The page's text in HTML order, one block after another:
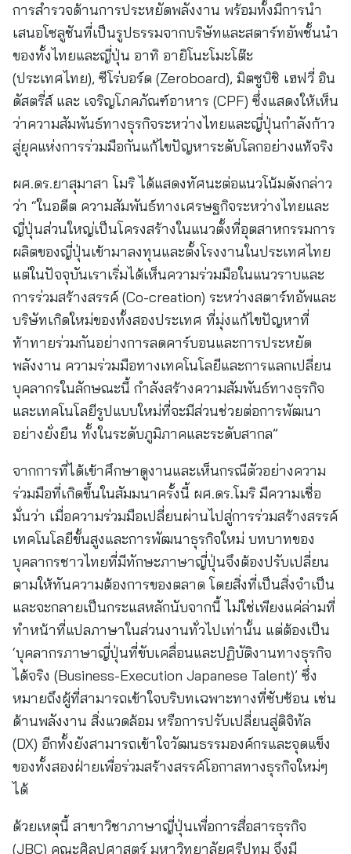
การสำรวจด้านการประหยัดพลังงาน พร้อมทั้งมีการนำ
เสนอโซลูชันที่เป็นรูปธรรมจากบริษัทและสตาร์ทอัพชั้นนำ
ของทั้งไทยและญี่ปุ่น อาทิ อายิโนะโมะโต๊ะ
(ประเทศไทย), ซีโร่บอร์ด (Zeroboard), มิตซูบิชิ เฮฟวี่ อิน
ดัสตรี่ส์ และ เจริญโภคภัณฑ์อาหาร (CPF) ซึ่งแสดงให้เห็น
ว่าความสัมพันธ์ทางธุรกิจระหว่างไทยและญี่ปุ่นกำลังก้าว
สู่ยุคแห่งการร่วมมือกันแก้ไขปัญหาระดับโลกอย่างแท้จริง
ผศ.ดร.ยาสุมาสา โมริ ได้แสดงทัศนะต่อแนวโน้มดังกล่าว
ว่า “ในอดีต ความสัมพันธ์ทางเศรษฐกิจระหว่างไทยและ
ญี่ปุ่นส่วนใหญ่เป็นโครงสร้างในแนวตั้งที่อุตสาหกรรมการ
ผลิตของญี่ปุ่นเข้ามาลงทุนและตั้งโรงงานในประเทศไทย
แต่ในปัจจุบันเราเริ่มได้เห็นความร่วมมือในแนวราบและ
การร่วมสร้างสรรค์ (Co-creation) ระหว่างสตาร์ทอัพและ
บริษัทเกิดใหม่ของทั้งสองประเทศ ที่มุ่งแก้ไขปัญหาที่
ท้าทายร่วมกันอย่างการลดคาร์บอนและการประหยัด
พลังงาน ความร่วมมือทางเทคโนโลยีและการแลกเปลี่ยน
บุคลากรในลักษณะนี้ กำลังสร้างความสัมพันธ์ทางธุรกิจ
และเทคโนโลยีรูปแบบใหม่ที่จะมีส่วนช่วยต่อการพัฒนา
อย่างยั่งยืน ทั้งในระดับภูมิภาคและระดับสากล”
จากการที่ได้เข้าศึกษาดูงานและเห็นกรณีตัวอย่างความ
ร่วมมือที่เกิดขึ้นในสัมมนาครั้งนี้ ผศ.ดร.โมริ มีความเชื่อ
มั่นว่า เมื่อความร่วมมือเปลี่ยนผ่านไปสู่การร่วมสร้างสรรค์
เทคโนโลยีขั้นสูงและการพัฒนาธุรกิจใหม่ บทบาทของ
บุคลากรชาวไทยที่มีทักษะภาษาญี่ปุ่นจึงต้องปรับเปลี่ยน
ตามให้ทันความต้องการของตลาด โดยสิ่งที่เป็นสิ่งจำเป็น
และจะกลายเป็นกระแสหลักนับจากนี้ ไม่ใช่เพียงแค่ล่ามที่
ทำหน้าที่แปลภาษาในส่วนงานทั่วไปเท่านั้น แต่ต้องเป็น
‘บุคลากรภาษาญี่ปุ่นที่ขับเคลื่อนและปฏิบัติงานทางธุรกิจ
ได้จริง (Business-Execution Japanese Talent)’ ซึ่ง
หมายถึงผู้ที่สามารถเข้าใจบริบทเฉพาะทางที่ซับซ้อน เช่น
ด้านพลังงาน สิ่งแวดล้อม หรือการปรับเปลี่ยนสู่ดิจิทัล
(DX) อีกทั้งยังสามารถเข้าใจวัฒนธรรมองค์กรและจุดแข็ง
ของทั้งสองฝ่ายเพื่อร่วมสร้างสรรค์โอกาสทางธุรกิจใหม่ๆ
ได้
ด้วยเหตุนี้ สาขาวิชาภาษาญี่ปุ่นเพื่อการสื่อสารธุรกิจ
(JBC) คณะศิลปศาสตร์ มหาวิทยาลัยศรีปทุม จึงมี